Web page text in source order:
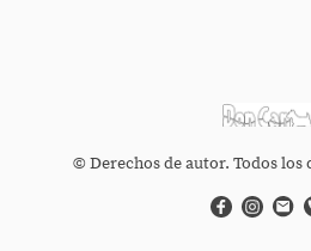
© Derechos de autor. Todos los